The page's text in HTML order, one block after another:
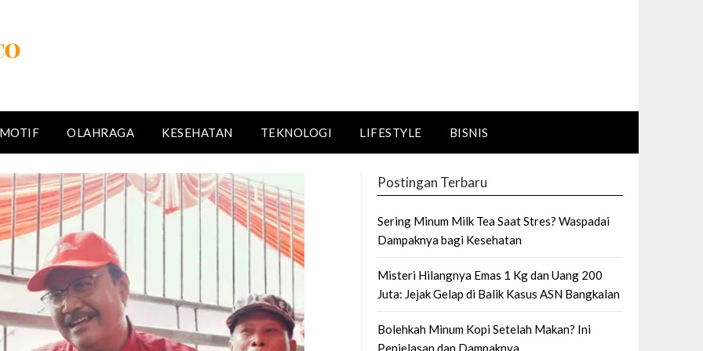
OLAHRAGA KESEHATAN TEKNOLOGI LIFESTYLE BISNIS
Postingan Terbaru
Sering Minum Milk Tea Saat Stres? Waspadai
Dampaknya bagi Kesehatan
Misteri Hilangnya Emas 1 Kg dan Uang 200
Juta: Jejak Gelap di Balik Kasus ASN Bangkalan
Bolehkah Minum Kopi Setelah Makan? Ini
Penjelasan dan Dampaknya